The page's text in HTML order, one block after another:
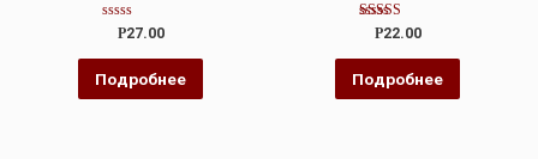
Оценка
из
Р27.00
Подробнее
Оценка
из 5
Р22.00
Подробнее